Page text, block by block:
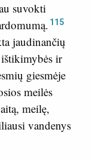
suvokti
115
jaudinančių
ir
giesmėje
meilės
meilę,
vandenys